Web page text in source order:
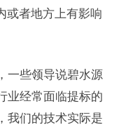
或者地方上有影响
些领导说碧水源
业经常面临提标的
我们的技术实际是